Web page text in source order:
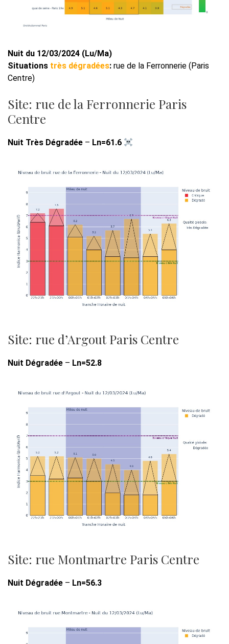
Nuit du 12/03/2024 (Lu/Ma)
Situations très dégradées: rue de la Ferronnerie (Paris
Centre)
Site: rue de la Ferronnerie Paris
Centre
Nuit Très Dégradée – Ln=61.6
Site: rue d’Argout Paris Centre
Nuit Dégradée – Ln=52.8
Site: rue Montmartre Paris Centre
Nuit Dégradée – Ln=56.3